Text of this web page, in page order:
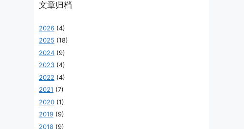
文章归档
2026 (4)
2025 (18)
2024 (9)
2023 (4)
2022 (4)
2021 (7)
2020 (1)
2019 (9)
2018 (9)